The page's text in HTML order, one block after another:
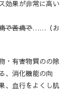
効果が非常に高い
で苦痛で……（お
・有害物質のの除
、消化機能の向
、血行をよくし肌